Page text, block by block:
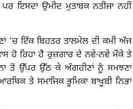
ਇਸਦਾ ਉਮੀਦ ਮੁਤਾਬਕ ਨਤੀਜਾ ਨਹੀਂ
‘ਚ ਇੱਕ ਬਿਹਤਰ ਤਾਲਮੇਲ ਦੀ ਕਮੀ ਅੱਜ
ਹੋ ਰਿਹਾ ਹੈ ਰੁਜ਼ਗਾਰ ਦੇ ਨਵੇਂ-ਨਵੇਂ ਮੌਕੇ ਤੇ
ਤੋਂ ਉੱਪਰ ਉੱਠ ਕੇ ਅੰਗਹੀਣਾਂ ਨੂੰ ਸਮਝਣਾ
ਤੇ ਸਮਾਜਿਕ ਭੂਮਿਕਾ ਬਾਖੂਬੀ ਨਿਭਾ